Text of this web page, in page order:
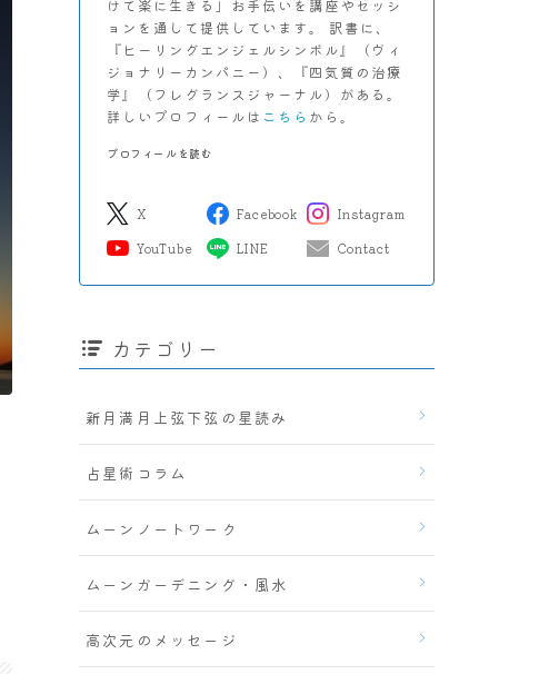
けて楽に生きる」お手伝いを講座やセッシ
ョンを通して提供しています。 訳書に、
『ヒーリングエンジェルシンボル』（ヴィ
ジョナリーカンパニー）、『四気質の治療
学』（フレグランスジャーナル）がある。
詳しいプロフィールは こちら から。
プロフィールを読む
X Facebook
Instagram
YouTube
LINE Contact
カテゴリー
新月満月上弦下弦の星読み
占星術コラム
ムーンノートワーク
ムーンガーデニング・風水
高次元のメッセージ